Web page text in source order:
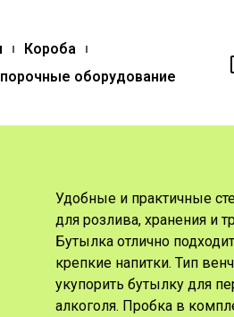
Короба
оборудование
Удобные и практичные
для розлива, хранения и
Бутылка отлично
крепкие напитки. Тип
укупорить бутылку для
алкоголя. Пробка в